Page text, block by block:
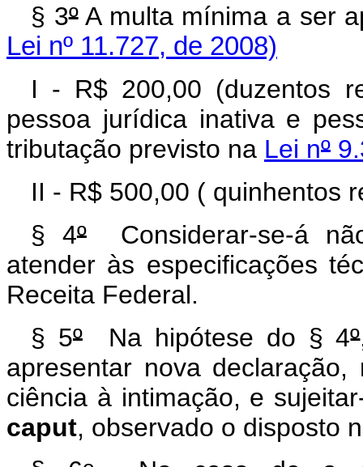
§ 3ºA multa mínima a ser
Lei nº 11.727, de 2008)
I - R$ 200,00 (duzentos
pessoa jurídica inativa e
tributação previsto na Lei nº
II - R$ 500,00 ( quinhentos
§ 4ºConsiderar-se-á
atender às especificações
Receita Federal.
§ 5ºNa hipótese do § 4º
apresentar nova
ciência à intimação, e
caput, observado o disposto